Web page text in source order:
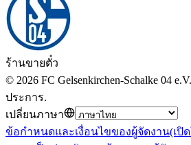
ร้านขายตั๋ว
© 2026 FC Gelsenkirchen-Schalke 04 e.V.
ประการ.
เปลี่ยนภาษา
ข้อกำหนดและเงื่อนไขของผู้จัดงาน(เปิ